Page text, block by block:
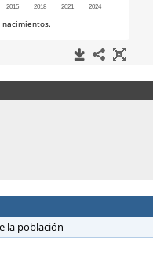
la población